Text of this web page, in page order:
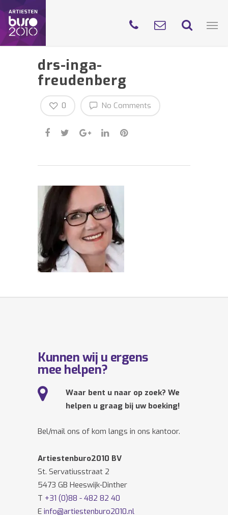
drs-inga-
freudenberg
No Comments
0
Kunnen wij u ergens
mee helpen?
Waar bent u naar op zoek? We
helpen u graag bij uw boeking!
Bel/mail ons of kom langs in ons kantoor.
Artiestenburo2010 BV
St. Servatiusstraat 2
5473 GB Heeswijk-Dinther
T +31 (0)88 - 482 82 40
E info@artiestenburo2010.nl